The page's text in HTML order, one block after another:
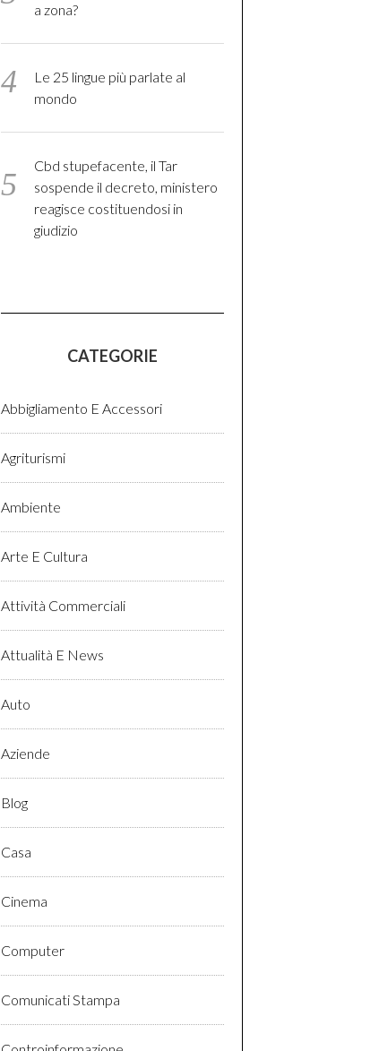
a zona?
Le 25 lingue più parlate al
mondo
Cbd stupefacente, il Tar
sospende il decreto, ministero
reagisce costituendosi in
giudizio
CATEGORIE
Abbigliamento E Accessori
Agriturismi
Ambiente
Arte E Cultura
Attività Commerciali
Attualità E News
Auto
Aziende
Blog
Casa
Cinema
Computer
Comunicati Stampa